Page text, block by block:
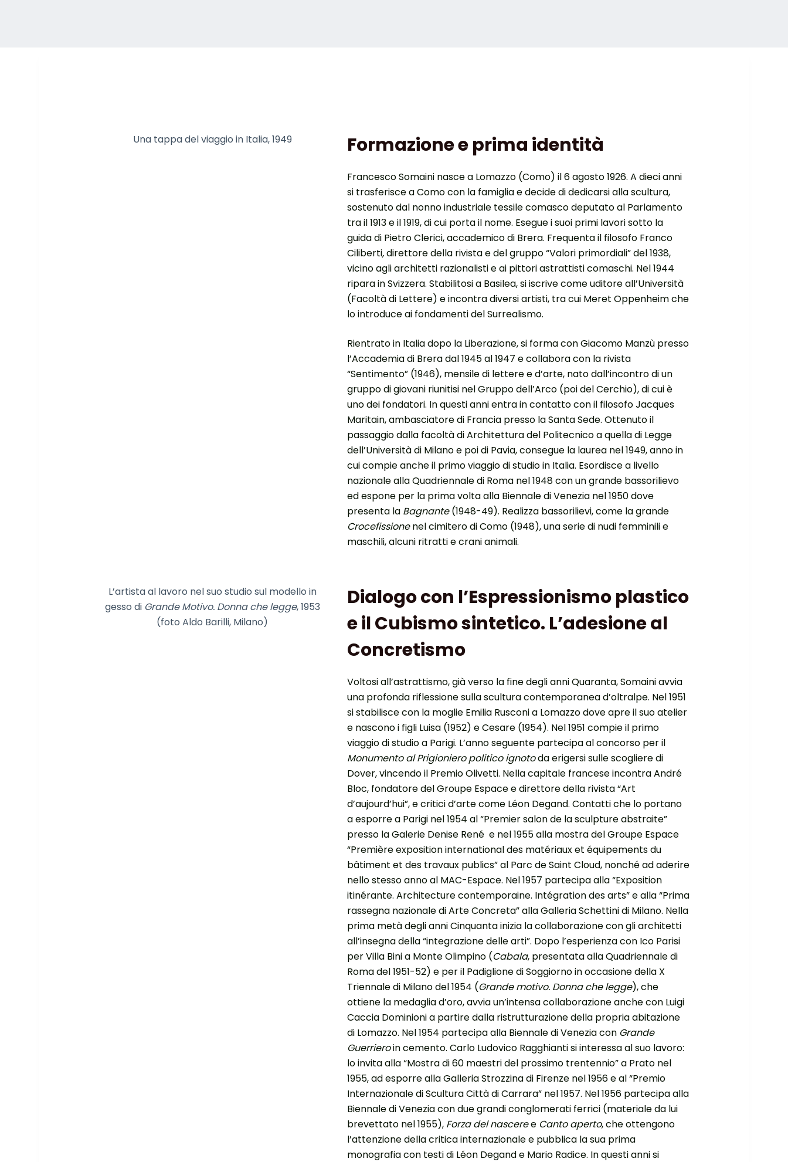
Una tappa del viaggio in Italia, 1949 Formazione e prima identità
Francesco Somaini nasce a Lomazzo (Como) il 6 agosto 1926. A dieci anni
si trasferisce a Como con la famiglia e decide di dedicarsi alla scultura,
sostenuto dal nonno industriale tessile comasco deputato al Parlamento
tra il 1913 e il 1919, di cui porta il nome. Esegue i suoi primi lavori sotto la
guida di Pietro Clerici, accademico di Brera. Frequenta il filosofo Franco
Ciliberti,direttore della rivista e del gruppo “Valori primordiali” del 1938,
vicino agli architetti razionalisti e ai pittori astrattisti comaschi. Nel 1944
ripara in Svizzera. Stabilitosi a Basilea, si iscrive come uditore all’Università
(Facoltà di Lettere) e incontra diversi artisti, tra cui Meret Oppenheim che
lo introduce ai fondamenti del Surrealismo.
Rientrato in Italia dopo la Liberazione, si forma con Giacomo Manzù presso
l’Accademia di Brera dal 1945 al 1947 e collabora con la rivista
“Sentimento” (1946), mensile di lettere e d’arte, nato dall’incontro di un
gruppo di giovani riunitisi nel Gruppo dell’Arco (poi del Cerchio), di cui è
uno dei fondatori. In questi anni entra in contatto con il filosofo Jacques
Maritain, ambasciatore di Francia presso la Santa Sede. Ottenuto il
passaggio dalla facoltà di Architettura del Politecnico a quella di Legge
dell’Università di Milano e poi di Pavia, consegue la laurea nel 1949, anno in
cui compie anche il primo viaggio di studio in Italia. Esordisce a livello
nazionale alla Quadriennale di Roma nel 1948 con un grande bassorilievo
ed espone per la prima volta alla Biennale di Venezia nel 1950 dove
presenta la Bagnante(1948-49). Realizza bassorilievi, come la grande
Crocefissionenel cimitero di Como (1948), una serie di nudi femminili e
maschili, alcuni ritratti e crani animali.
L’artista al lavoro nel suo studio sul modello in
gesso di Grande Motivo. Donna che legge, 1953
(foto Aldo Barilli, Milano)
Dialogo con l’Espressionismo plastico
e il Cubismo sintetico. L’adesione al
Concretismo
Voltosi all’astrattismo, già verso la fine degli anni Quaranta, Somaini avvia
una profonda riflessione sulla scultura contemporanea d’oltralpe. Nel 1951
si stabilisce con la moglie Emilia Rusconi a Lomazzo dove apre il suo atelier
e nascono i figli Luisa (1952) e Cesare (1954). Nel 1951 compie il primo
viaggio di studio a Parigi. L’anno seguente partecipa al concorso per il
Monumento al Prigioniero politico ignotoda erigersi sulle scogliere di
Dover, vincendo il Premio Olivetti. Nella capitale francese incontra André
Bloc, fondatore del Groupe Espace e direttore della rivista “Art
d’aujourd’hui”, e critici d’arte come Léon Degand. Contatti che lo portano
a esporre a Parigi nel 1954 al “Premier salon de la sculpture abstraite”
presso la Galerie Denise René e nel 1955 alla mostra del Groupe Espace
“Première exposition international des matériaux et équipements du
bâtiment et des travaux publics” al Parc de Saint Cloud, nonché ad aderire
nello stesso anno al MAC-Espace. Nel 1957 partecipa alla “Exposition
itinérante. Architecture contemporaine. Intégration des arts” e alla “Prima
rassegna nazionale di Arte Concreta” alla Galleria Schettini di Milano. Nella
prima metà degli anni Cinquanta inizia la collaborazione con gli architetti
all’insegna della “integrazione delle arti”. Dopo l’esperienza con Ico Parisi
per Villa Bini a Monte Olimpino (Cabala, presentata alla Quadriennale di
Roma del 1951-52) e per il Padiglione di Soggiorno in occasione della X
Triennale di Milano del 1954 (Grande motivo. Donna che legge), che
ottiene la medaglia d’oro, avvia un’intensa collaborazione anche con Luigi
Caccia Dominioni a partire dalla ristrutturazione della propria abitazione
di Lomazzo. Nel 1954 partecipa alla Biennale di Venezia con Grande
Guerrieroin cemento. Carlo Ludovico Ragghianti si interessa al suo lavoro:
lo invita alla “Mostra di 60 maestri del prossimo trentennio” a Prato nel
1955, ad esporre alla Galleria Strozzina di Firenze nel 1956 e al “Premio
Internazionale di Scultura Città di Carrara” nel 1957. Nel 1956 partecipa alla
Biennale di Venezia con due grandi conglomerati ferrici (materiale da lui
brevettato nel 1955), Forza del nasceree Canto aperto, che ottengono
l’attenzione della critica internazionale e pubblica la sua prima
monografia con testi di Léon Degand e Mario Radice. In questi anni si